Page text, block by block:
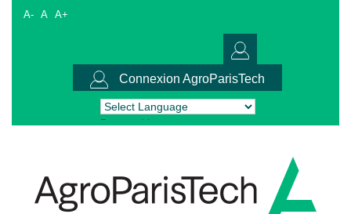
A- A A+
Connexion AgroParisTech
Powered by Translate